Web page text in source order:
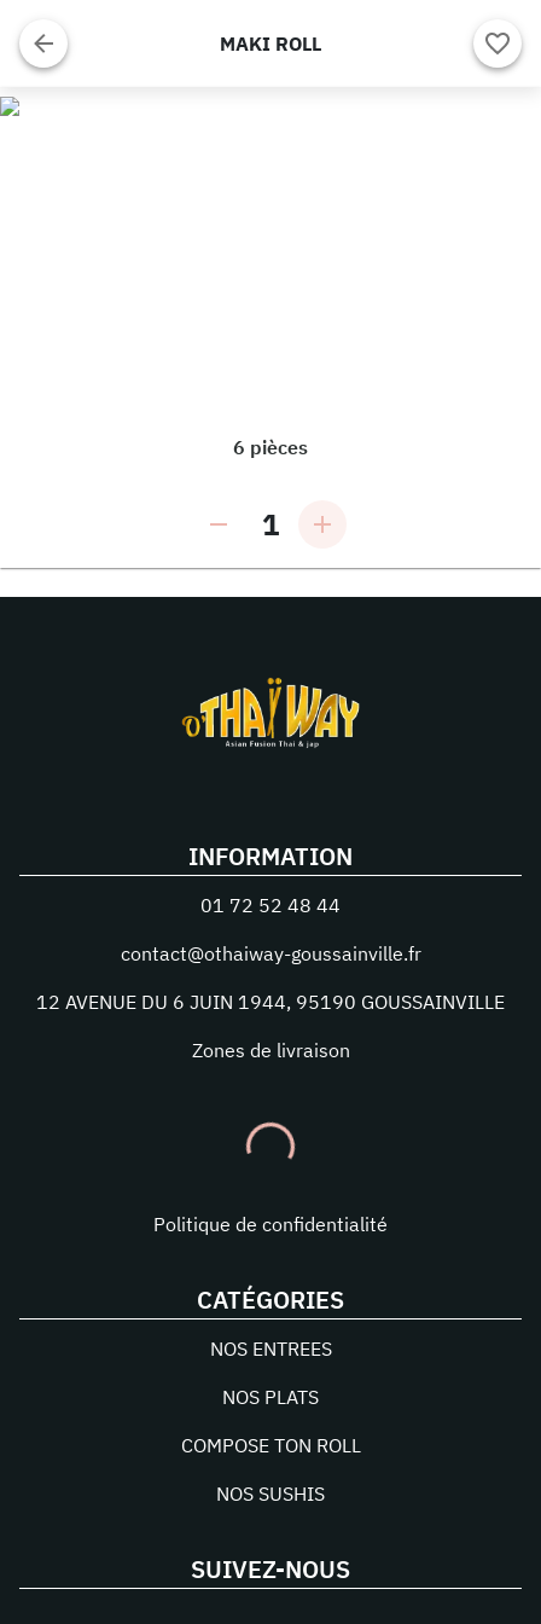
MAKI ROLL
6 pièces
1
INFORMATION
01 72 52 48 44
contact@othaiway-goussainville.fr
12 AVENUE DU 6 JUIN 1944, 95190 GOUSSAINVILLE
Zones de livraison
Politique de confidentialité
CATÉGORIES
NOS ENTREES
NOS PLATS
COMPOSE TON ROLL
NOS SUSHIS
SUIVEZ-NOUS